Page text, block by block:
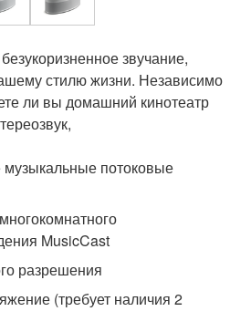
звучание,
стилю жизни. Независимо
ли вы домашний кинотеатр
потоковые
MusicCast
разрешения
(требует наличия 2